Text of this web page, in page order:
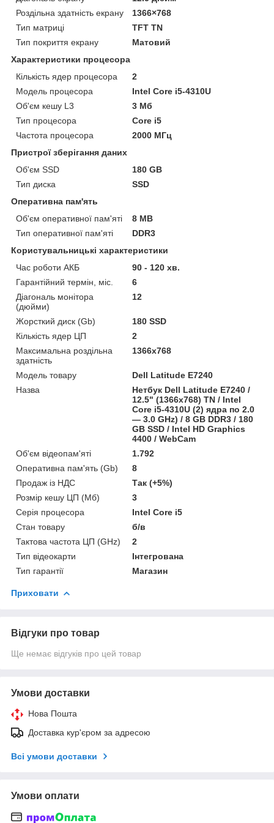
Роздільна здатність екрану
1366×768
Тип матриці
TFT TN
Тип покриття екрану
Матовий
Характеристики процесора
Кількість ядер процесора
2
Модель процесора
Intel Core i5-4310U
Об'єм кешу L3
3 Мб
Тип процесора
Core i5
Частота процесора
2000 МГц
Пристрої зберігання даних
Об'єм SSD
180 GB
Тип диска
SSD
Оперативна пам'ять
Об'єм оперативної пам'яті
8 MB
Тип оперативної пам'яті
DDR3
Користувальницькі характеристики
Час роботи АКБ
90 - 120 хв.
Гарантійний термін, міс.
6
Діагональ монітора
(дюйми)
12
Жорсткий диск (Gb)
180 SSD
Кількість ядер ЦП
2
Максимальна роздільна
здатність
1366x768
Модель товару
Dell Latitude E7240
Назва
Нетбук Dell Latitude E7240 /
12.5" (1366x768) TN / Intel
Core i5-4310U (2) ядра по 2.0
— 3.0 GHz) / 8 GB DDR3 / 180
GB SSD / Intel HD Graphics
4400 / WebCam
Об'єм відеопам'яті
1.792
Оперативна пам'ять (Gb)
8
Продаж із НДС
Так (+5%)
Розмір кешу ЦП (Мб)
3
Серія процесора
Intel Core i5
Стан товару
б/в
Тактова частота ЦП (GHz)
2
Тип відеокарти
Інтегрована
Тип гарантії
Магазин
Приховати
Відгуки про товар
Ще немає відгуків про цей товар
Умови доставки
Нова Пошта
Доставка кур'єром за адресою
Всі умови доставки
Умови оплати